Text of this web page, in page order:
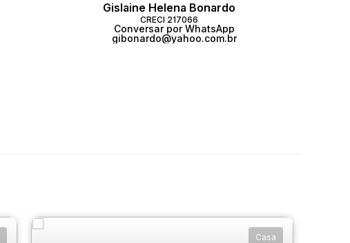
Gislaine Helena Bonardo
CRECI 217066
Conversar por WhatsApp
gibonardo@yahoo.com.br
Casa